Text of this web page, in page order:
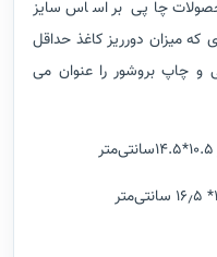
چاپی بر اساس سایز
که میزان دورریز کاغذ حداقل
و چاپ بروشور را عنوان می